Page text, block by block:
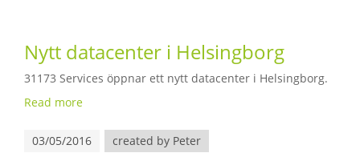
Nytt datacenter i Helsingborg
31173 Services öppnar ett nytt datacenter i Helsingborg.
Read more
03/05/2016 created by Peter